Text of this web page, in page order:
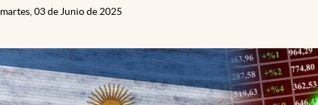
martes, 03 de Junio de 2025